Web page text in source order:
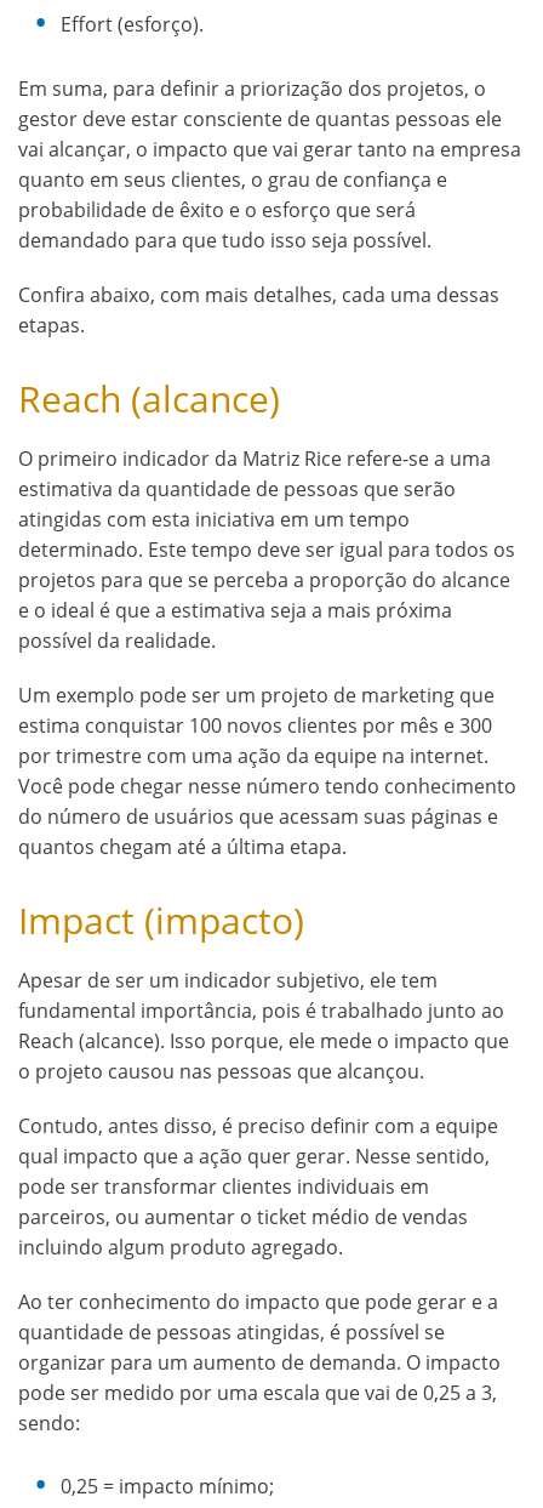
Effort (esforço).
Em suma, para definir a priorização dos projetos, o
gestor deve estar consciente de quantas pessoas ele
vai alcançar, o impacto que vai gerar tanto na empresa
quanto em seus clientes, o grau de confiança e
probabilidade de êxito e o esforço que será
demandado para que tudo isso seja possível.
Confira abaixo, com mais detalhes, cada uma dessas
etapas.
Reach (alcance)
O primeiro indicador da Matriz Rice refere-se a uma
estimativa da quantidade de pessoas que serão
atingidas com esta iniciativa em um tempo
determinado. Este tempo deve ser igual para todos os
projetos para que se perceba a proporção do alcance
e o ideal é que a estimativa seja a mais próxima
possível da realidade.
Um exemplo pode ser um projeto de marketing que
estima conquistar 100 novos clientes por mês e 300
por trimestre com uma ação da equipe na internet.
Você pode chegar nesse número tendo conhecimento
do número de usuários que acessam suas páginas e
quantos chegam até a última etapa.
Impact (impacto)
Apesar de ser um indicador subjetivo, ele tem
fundamental importância, pois é trabalhado junto ao
Reach (alcance). Isso porque, ele mede o impacto que
o projeto causou nas pessoas que alcançou.
Contudo, antes disso, é preciso definir com a equipe
qual impacto que a ação quer gerar. Nesse sentido,
pode ser transformar clientes individuais em
parceiros, ou aumentar o ticket médio de vendas
incluindo algum produto agregado.
Ao ter conhecimento do impacto que pode gerar e a
quantidade de pessoas atingidas, é possível se
organizar para um aumento de demanda. O impacto
pode ser medido por uma escala que vai de 0,25 a 3,
sendo:
0,25 = impacto mínimo;